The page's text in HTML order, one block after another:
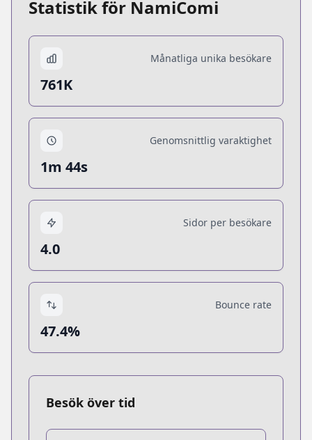
Statistik för NamiComi
Månatliga unika besökare
761K
Genomsnittlig varaktighet
1m 44s
Sidor per besökare
4.0
Bounce rate
47.4%
Besök över tid